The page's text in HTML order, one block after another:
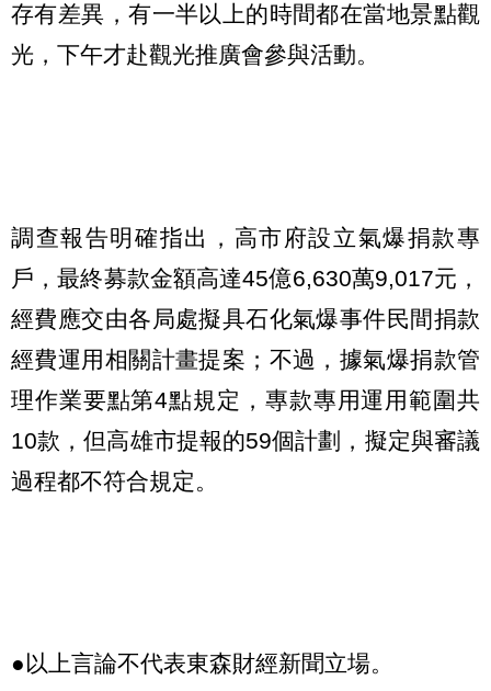
存有差異，有一半以上的時間都在當地景點觀
光，下午才赴觀光推廣會參與活動。
調查報告明確指出，高市府設立氣爆捐款專
戶，最終募款金額高達45億6,630萬9,017元，
經費應交由各局處擬具石化氣爆事件民間捐款
經費運用相關計畫提案；不過，據氣爆捐款管
理作業要點第4點規定，專款專用運用範圍共
10款，但高雄市提報的59個計劃，擬定與審議
過程都不符合規定。
●以上言論不代表東森財經新聞立場。